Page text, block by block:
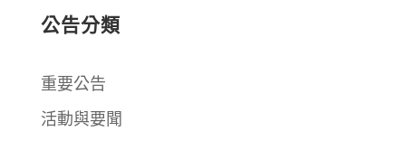
公告分類
重要公告
活動與要聞